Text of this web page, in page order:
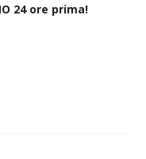
24 ore prima!